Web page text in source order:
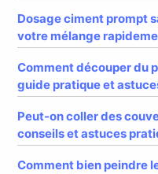
Dosage ciment prompt
votre mélange
Comment découper du
guide pratique et
Peut-on coller des
conseils et astuces
Comment bien peindre